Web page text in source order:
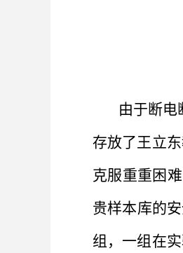
由于断电
存放了王立
克服重重困
贵样本库的
组，一组在